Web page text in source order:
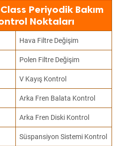
Periyodik Bakım
Noktaları
Hava Filtre Değişim
Polen Filtre Değişim
V Kayış Kontrol
Arka Fren Balata Kontrol
Arka Fren Diski Kontrol
Süspansiyon Sistemi Kontrol